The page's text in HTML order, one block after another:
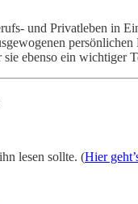
und Privatleben in
ebenso ein
lesen sollte. (Hier